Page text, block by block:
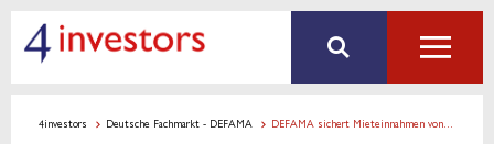
4investors Deutsche Fachmarkt - DEFAMA DEFAMA sichert Mieteinnahmen von mehr als 2 Millionen Euro pro Jahr